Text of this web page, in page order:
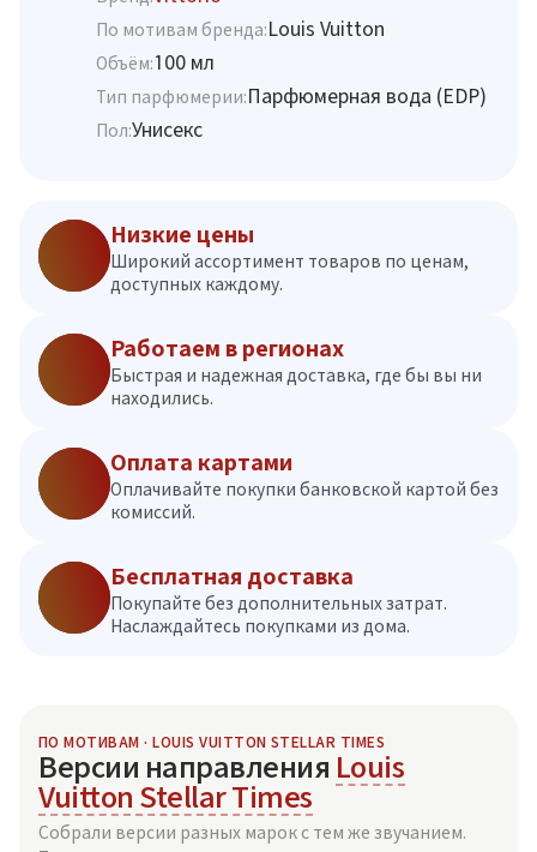
По мотивам бренда:Louis Vuitton
Объём:100 мл
Тип парфюмерии:Парфюмерная вода (EDP)
Пол:Унисекс
Низкие цены
Широкий ассортимент товаров по ценам,
доступных каждому.
Работаем в регионах
Быстрая и надежная доставка, где бы вы ни
находились.
Оплата картами
Оплачивайте покупки банковской картой без
комиссий.
Бесплатная доставка
Покупайте без дополнительных затрат.
Наслаждайтесь покупками из дома.
ПО МОТИВАМ · LOUIS VUITTON STELLAR TIMES
Версии направления Louis
Vuitton Stellar Times
Собрали версии разных марок с тем же звучанием.